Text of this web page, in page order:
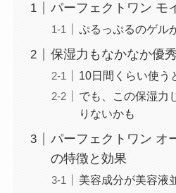
パーフェクトワン モ
ぷるっぷるのゲル
保湿力もなかなか優秀
10日間くらい使う
でも、この保湿力
りないかも
パーフェクトワン オ
の特徴と効果
美容成分が美容液